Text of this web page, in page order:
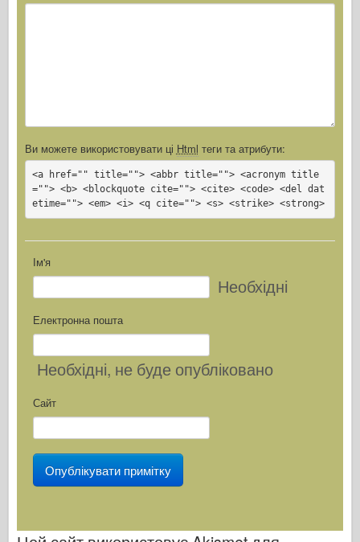
Ви можете використовувати ці Html теги та атрибути:
<a href="" title=""> <abbr title=""> <acronym title
=""> <b> <blockquote cite=""> <cite> <code> <del dat
etime=""> <em> <i> <q cite=""> <s> <strike> <strong>
Ім'я
Необхідні
Електронна пошта
Необхідні, не буде опубліковано
Сайт